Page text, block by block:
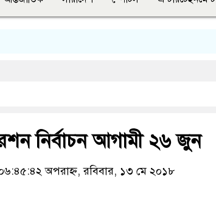
নির্বাচন আগামী ২৬ জুন
অপরাহ্ন, রবিবার, ১৩ মে ২০১৮